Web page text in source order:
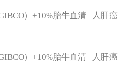
）+10%胎牛血清 人肝癌
）+10%胎牛血清 人肝癌